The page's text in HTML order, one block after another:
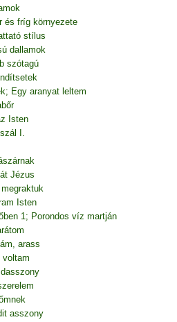
és fríg környezete
stílus
dallamok
szótagú
Egy aranyat leltem
Isten
I.
Jézus
Isten
1; Porondos víz martján
arass
voltam
asszony